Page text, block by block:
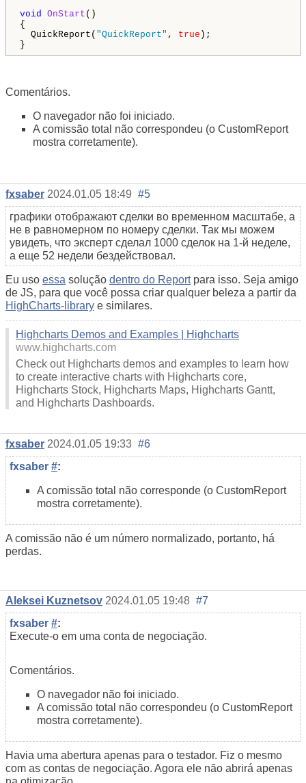
void OnStart ()
{
QuickReport( "QuickReport" , true );
}
Comentários.
O navegador não foi iniciado.
A comissão total não correspondeu (o CustomReport
mostra corretamente).
fxsaber 2024.01.05 18:49 #5
графики отображают сделки во временном масштабе, а
не в равномерном по номеру сделки. Так мы можем
увидеть, что эксперт сделал 1000 сделок на 1-й неделе,
а еще 52 недели бездействовал.
Eu uso essa solução dentro do Reportpara isso. Seja amigo
de JS, para que você possa criar qualquer beleza a partir da
HighCharts-library e similares.
Highcharts Demos and Examples | Highcharts
www.highcharts.com
Check out Highcharts demos and examples to learn how
to create interactive charts with Highcharts core,
Highcharts Stock, Highcharts Maps, Highcharts Gantt,
and Highcharts Dashboards.
fxsaber 2024.01.05 19:33 #6
fxsaber #:
A comissão total não corresponde (o CustomReport
mostra corretamente).
A comissão não é um número normalizado, portanto, há
perdas.
Aleksei Kuznetsov 2024.01.05 19:48 #7
fxsaber #:
Execute-o em uma conta de negociação.
Comentários.
O navegador não foi iniciado.
A comissão total não correspondeu (o CustomReport
mostra corretamente).
Havia uma abertura apenas para o testador. Fiz o mesmo
com as contas de negociação. Agora ele não abrirá apenas